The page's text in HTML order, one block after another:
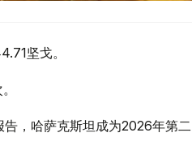
坚戈。
，哈萨克斯坦成为2026年第二